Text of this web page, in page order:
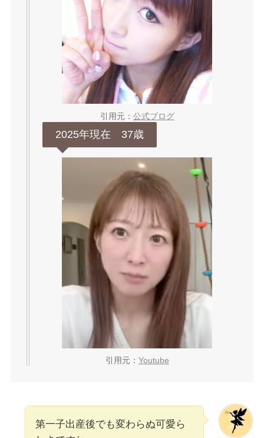
引用元： 公式ブログ
2025年現在 37歳
引用元： Youtube
第一子出産後でも変わらぬ可愛ら